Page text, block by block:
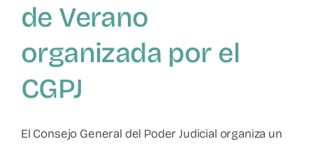
Mapa de recursos
Observatorio VFP
de Verano
organizada por el
CGPJ
El Consejo General del Poder Judicial organiza un